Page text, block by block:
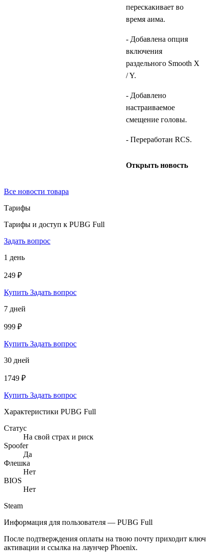
перескакивает во
время аима.
- Добавлена опция
включения
раздельного Smooth X
/ Y.
- Добавлено
настраиваемое
смещение головы.
- Переработан RCS.
Открыть новость
Все новости товара
Тарифы
Тарифы и доступ к PUBG Full
Задать вопрос
1 день
249 ₽
Купить Задать вопрос
7 дней
999 ₽
Купить Задать вопрос
30 дней
1749 ₽
Купить Задать вопрос
Характеристики PUBG Full
Статус
На свой страх и риск
Spoofer
Да
Флешка
Нет
BIOS
Нет
Steam
Информация для пользователя — PUBG Full
После подтверждения оплаты на твою почту приходит ключ
активации и ссылка на лаунчер Phoenix.